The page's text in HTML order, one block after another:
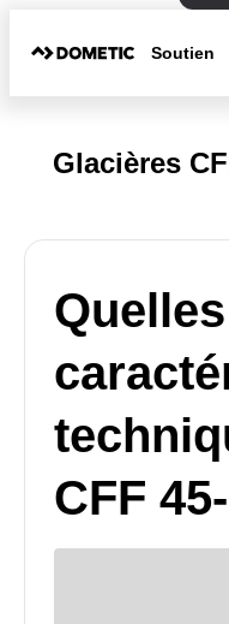
Soutien
Glacières
CFF